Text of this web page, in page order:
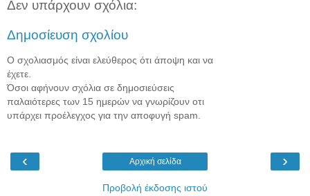
Δεν υπάρχουν σχόλια:
Δημοσίευση σχολίου
Ο σχολιασμός είναι ελεύθερος ότι άποψη και να
έχετε.
Όσοι αφήνουν σχόλια σε δημοσιεύσεις
παλαιότερες των 15 ημερών να γνωρίζουν οτι
υπάρχει προέλεγχος για την αποφυγή spam.
‹ ›
Αρχική σελίδα
Προβολή έκδοσης ιστού